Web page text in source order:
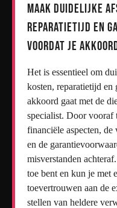
Maak duidelijke
reparatietijd en
voordat je
Het is essentieel om
kosten, reparatietijd
akkoord gaat met de
specialist. Door vooraf
financiële aspecten,
en de
misverstanden
toe bent en kun je met
toevertrouwen aan de
stellen van heldere